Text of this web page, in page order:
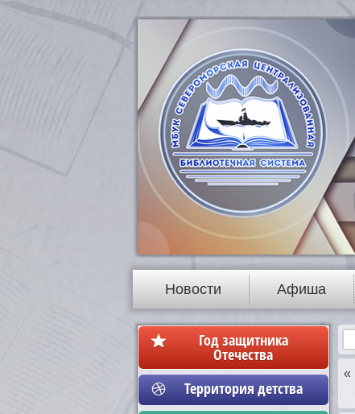
Новости Афиша
Год защитника
Отечества
Территория детства
«